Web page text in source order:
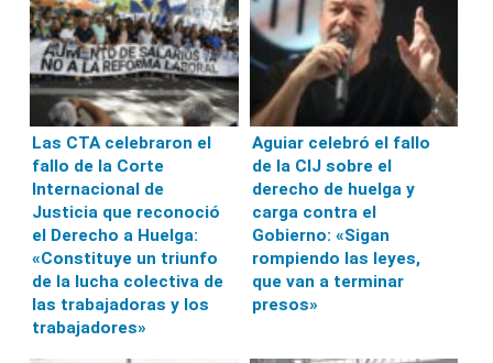
Las CTA celebraron el
fallo de la Corte
Internacional de
Justicia que reconoció
el Derecho a Huelga:
«Constituye un triunfo
de la lucha colectiva de
las trabajadoras y los
trabajadores»
Aguiar celebró el fallo
de la CIJ sobre el
derecho de huelga y
carga contra el
Gobierno: «Sigan
rompiendo las leyes,
que van a terminar
presos»